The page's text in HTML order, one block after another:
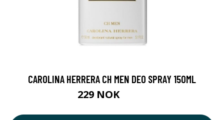
CAROLINA HERRERA CH MEN DEO SPRAY 150ML
229 NOK